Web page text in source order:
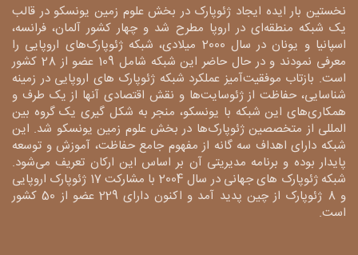
نخستین بار ایده ایجاد ژئوپارک در بخش علوم زمین یونسکو در قالب
یک شبکه منطقه‌ای در اروپا مطرح شد و چهار کشور آلمان، فرانسه،
اسپانیا و یونان در سال 2000 میلادی، شبکه ژئوپارک‌های اروپایی را
معرفی نمودند و در حال حاضر این شبکه شامل 109 عضو از 28 کشور
است. بازتاب موفقیت‌آمیز عملکرد شبکه ژئوپارک های اروپایی در زمینه
شناسایی، حفاظت از ژئوسایت‌ها و نقش اقتصادی آنها از یک طرف و
همکاری‌های این شبکه با یونسکو، منجر به شکل گیری یک گروه بین
المللی از متخصصین ژئوپارک‌ها در بخش علوم زمین یونسکو شد. این
شبکه دارای اهداف سه گانه از مفهوم جامع حفاظت، آموزش و توسعه
پایدار بوده و برنامه مدیریتی آن بر اساس این ارکان تعریف می‌شود.
شبکه ژئوپارک های جهانی در سال 2004 با مشارکت 17 ژئوپارک اروپایی
و 8 ژئوپارک از چین پدید آمد و اکنون دارای 229 عضو از 50 کشور
است.